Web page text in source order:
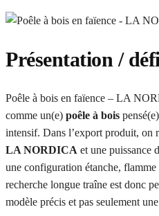
Présentation /
Poêle à bois en faïence – LA
comme un(e) poêle à bois
intensif. Dans l’export produit, on
LA NORDICA et une puissance
une configuration étanche,
recherche longue traîne est donc
modèle précis et pas seulement